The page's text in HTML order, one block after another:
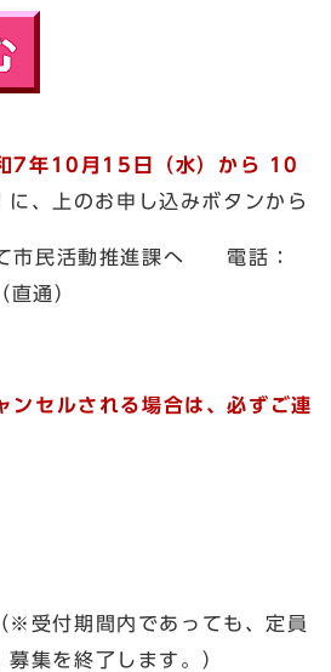
7年10月15日（水）から 10
に、上のお申し込みボタンから
市民活動推進課へ 電話：
通）
ンセルされる場合は、必ずご連
※受付期間内であっても、定員
募集を終了します。）